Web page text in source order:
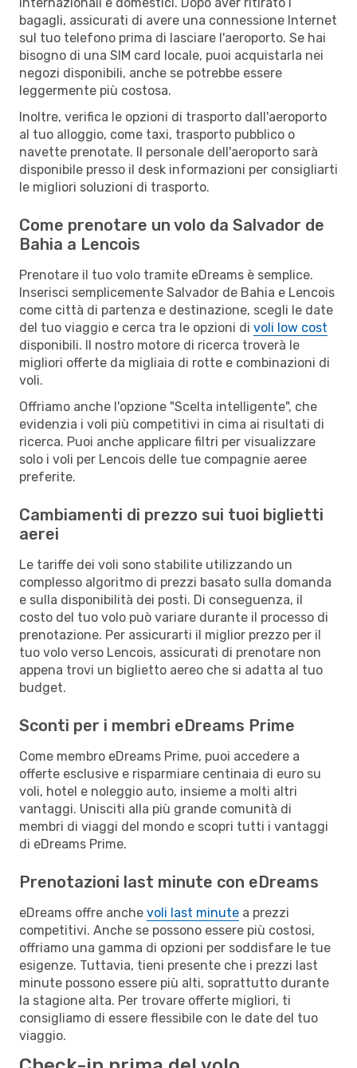
bagagli, assicurati di avere una connessione Internet
sul tuo telefono prima di lasciare l'aeroporto. Se hai
bisogno di una SIM card locale, puoi acquistarla nei
negozi disponibili, anche se potrebbe essere
leggermente più costosa.
Inoltre, verifica le opzioni di trasporto dall'aeroporto
al tuo alloggio, come taxi, trasporto pubblico o
navette prenotate. Il personale dell'aeroporto sarà
disponibile presso il desk informazioni per consigliarti
le migliori soluzioni di trasporto.
Come prenotare un volo da Salvador de
Bahia a Lencois
Prenotare il tuo volo tramite eDreams è semplice.
Inserisci semplicemente Salvador de Bahia e Lencois
come città di partenza e destinazione, scegli le date
del tuo viaggio e cerca tra le opzioni di voli low cost
disponibili. Il nostro motore di ricerca troverà le
migliori offerte da migliaia di rotte e combinazioni di
voli.
Offriamo anche l'opzione "Scelta intelligente", che
evidenzia i voli più competitivi in cima ai risultati di
ricerca. Puoi anche applicare filtri per visualizzare
solo i voli per Lencois delle tue compagnie aeree
preferite.
Cambiamenti di prezzo sui tuoi biglietti
aerei
Le tariffe dei voli sono stabilite utilizzando un
complesso algoritmo di prezzi basato sulla domanda
e sulla disponibilità dei posti. Di conseguenza, il
costo del tuo volo può variare durante il processo di
prenotazione. Per assicurarti il miglior prezzo per il
tuo volo verso Lencois, assicurati di prenotare non
appena trovi un biglietto aereo che si adatta al tuo
budget.
Sconti per i membri eDreams Prime
Come membro eDreams Prime, puoi accedere a
offerte esclusive e risparmiare centinaia di euro su
voli, hotel e noleggio auto, insieme a molti altri
vantaggi. Unisciti alla più grande comunità di
membri di viaggi del mondo e scopri tutti i vantaggi
di eDreams Prime.
Prenotazioni last minute con eDreams
eDreams offre anche voli last minute a prezzi
competitivi. Anche se possono essere più costosi,
offriamo una gamma di opzioni per soddisfare le tue
esigenze. Tuttavia, tieni presente che i prezzi last
minute possono essere più alti, soprattutto durante
la stagione alta. Per trovare offerte migliori, ti
consigliamo di essere flessibile con le date del tuo
viaggio.